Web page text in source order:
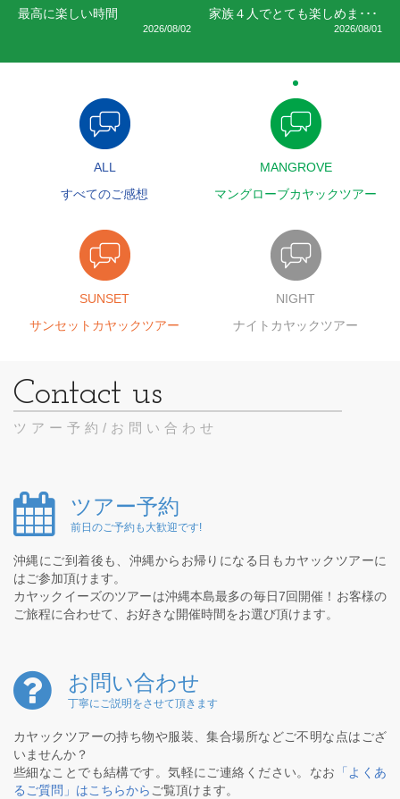
最高に楽しい時間
2026/08/02
家族４人でとても楽しめま･･･
2026/08/01
ALL
すべてのご感想
MANGROVE
マングローブカヤックツアー
SUNSET
サンセットカヤックツアー
NIGHT
ナイトカヤックツアー
ツアー予約/お問い合わせ
ツアー予約
前日のご予約も大歓迎です!
沖縄にご到着後も、沖縄からお帰りになる日もカヤックツアーに
はご参加頂けます。
カヤックイーズのツアーは沖縄本島最多の毎日7回開催！お客様の
ご旅程に合わせて、お好きな開催時間をお選び頂けます。
お問い合わせ
丁寧にご説明をさせて頂きます
カヤックツアーの持ち物や服装、集合場所などご不明な点はござ
いませんか？
些細なことでも結構です。気軽にご連絡ください。なお
「よくあ
るご質問」はこちらから ご覧頂けます。